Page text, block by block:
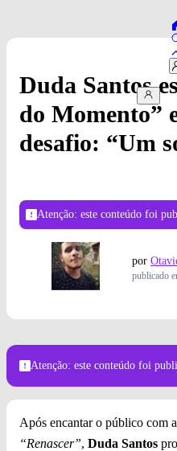
Duda Santos
do Momento”
desafio: “Um
Atenção: este conteúdo foi
por
publicado
Atenção: este conteúdo foi
Após encantar o público com
“Renascer”, Duda Santos